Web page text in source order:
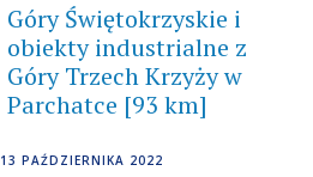
Góry Świętokrzyskie i
obiekty industrialne z
Góry Trzech Krzyży w
Parchatce [93 km]
13 PAŹDZIERNIKA 2022